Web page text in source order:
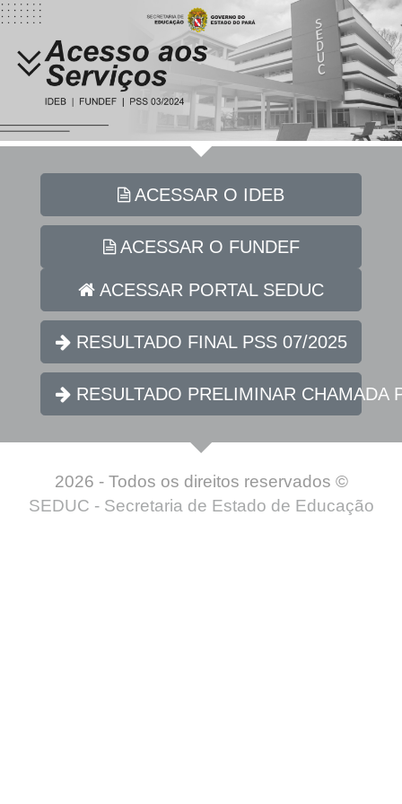
ACESSAR O IDEB
ACESSAR O FUNDEF
ACESSAR PORTAL SEDUC
RESULTADO FINAL PSS 07/2025
RESULTADO PRELIMINAR CHAMADA
2026 - Todos os direitos reservados ©
SEDUC - Secretaria de Estado de Educação